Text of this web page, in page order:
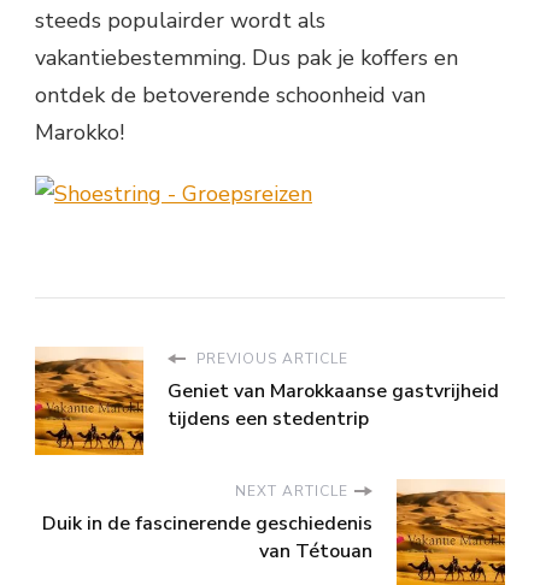
steeds populairder wordt als
vakantiebestemming. Dus pak je koffers en
ontdek de betoverende schoonheid van
Marokko!
PREVIOUS ARTICLE
Geniet van Marokkaanse gastvrijheid
tijdens een stedentrip
NEXT ARTICLE
Duik in de fascinerende geschiedenis
van Tétouan